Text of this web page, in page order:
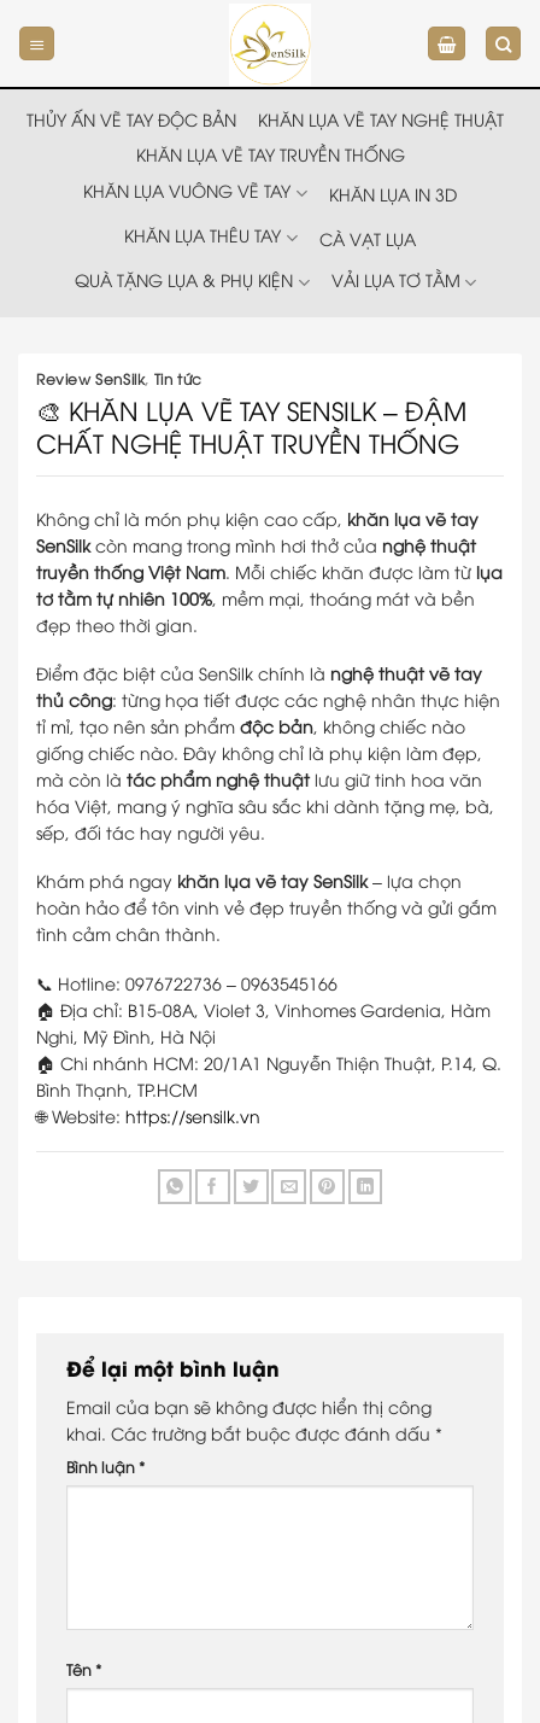
đến
nội
dung
THỦY ẤN VẼ TAY ĐỘC BẢN
KHĂN LỤA VẼ TAY NGHỆ THUẬT
KHĂN LỤA VẼ TAY TRUYỀN THỐNG
KHĂN LỤA VUÔNG VẼ TAY
KHĂN LỤA IN 3D
KHĂN LỤA THÊU TAY
CÀ VẠT LỤA
QUÀ TẶNG LỤA & PHỤ KIỆN
VẢI LỤA TƠ TẰM
Review SenSilk, Tin tức
🎨 KHĂN LỤA VẼ TAY SENSILK – ĐẬM
CHẤT NGHỆ THUẬT TRUYỀN THỐNG
Không chỉ là món phụ kiện cao cấp, khăn lụa vẽ tay
SenSilkcòn mang trong mình hơi thở của nghệ thuật
truyền thống Việt Nam. Mỗi chiếc khăn được làm từ lụa
tơ tằm tự nhiên 100%, mềm mại, thoáng mát và bền
đẹp theo thời gian.
Điểm đặc biệt của SenSilk chính là nghệ thuật vẽ tay
thủ công: từng họa tiết được các nghệ nhân thực hiện
tỉ mỉ, tạo nên sản phẩm độc bản, không chiếc nào
giống chiếc nào. Đây không chỉ là phụ kiện làm đẹp,
mà còn là tác phẩm nghệ thuậtlưu giữ tinh hoa văn
hóa Việt, mang ý nghĩa sâu sắc khi dành tặng mẹ, bà,
sếp, đối tác hay người yêu.
Khám phá ngay khăn lụa vẽ tay SenSilk– lựa chọn
hoàn hảo để tôn vinh vẻ đẹp truyền thống và gửi gắm
tình cảm chân thành.
📞 Hotline: 0976722736 – 0963545166
🏠 Địa chỉ: B15-08A, Violet 3, Vinhomes Gardenia, Hàm
Nghi, Mỹ Đình, Hà Nội
🏠 Chi nhánh HCM: 20/1A1 Nguyễn Thiện Thuật, P.14, Q.
Bình Thạnh, TP.HCM
🌐 Website: https://sensilk.vn
Để lại một bình luận
Email của bạn sẽ không được hiển thị công
khai. Các trường bắt buộc được đánh dấu *
Bình luận *
Tên *